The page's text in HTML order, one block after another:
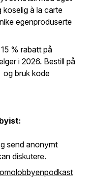
koselig à la carte
egenproduserte
% rabatt på
i 2026. Bestill på
og bruk kode
send anonymt
diskutere.